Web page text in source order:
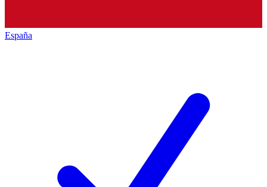
España